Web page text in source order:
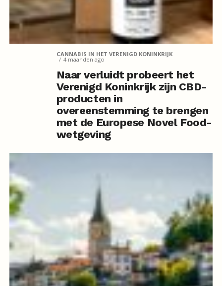
CANNABIS IN HET VERENIGD KONINKRIJK
4 maanden ago
Naar verluidt probeert het
Verenigd Koninkrijk zijn CBD-
producten in
overeenstemming te brengen
met de Europese Novel Food-
wetgeving